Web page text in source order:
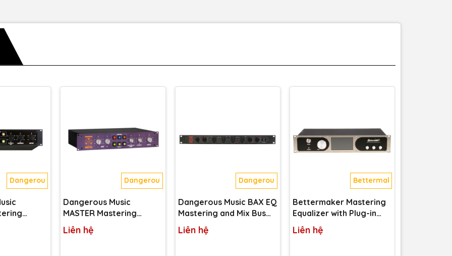
analog
từ tiếng gió lướt qua màng loa đến những cú đạpkick
gianstereo– xử lý MidvàSideđộc lập, giúp bạn “vẽ chiều
để gây ấn tượng, vừa đủ tiết kiệm không gian
mà còn kéo dài tuổi thọ thiết bị – một điểm cộng lớn
Dangerous Dangerous
Dangerous Music
MASTER Mastering
Transfer Console
Liên hệ
Dangerous
Dangerous Music BAX EQ
Mastering and Mix Bus
EQ
Liên hệ
Bettermaker
Bettermaker Mastering
Equalizer with Plug-in
Control
Liên hệ